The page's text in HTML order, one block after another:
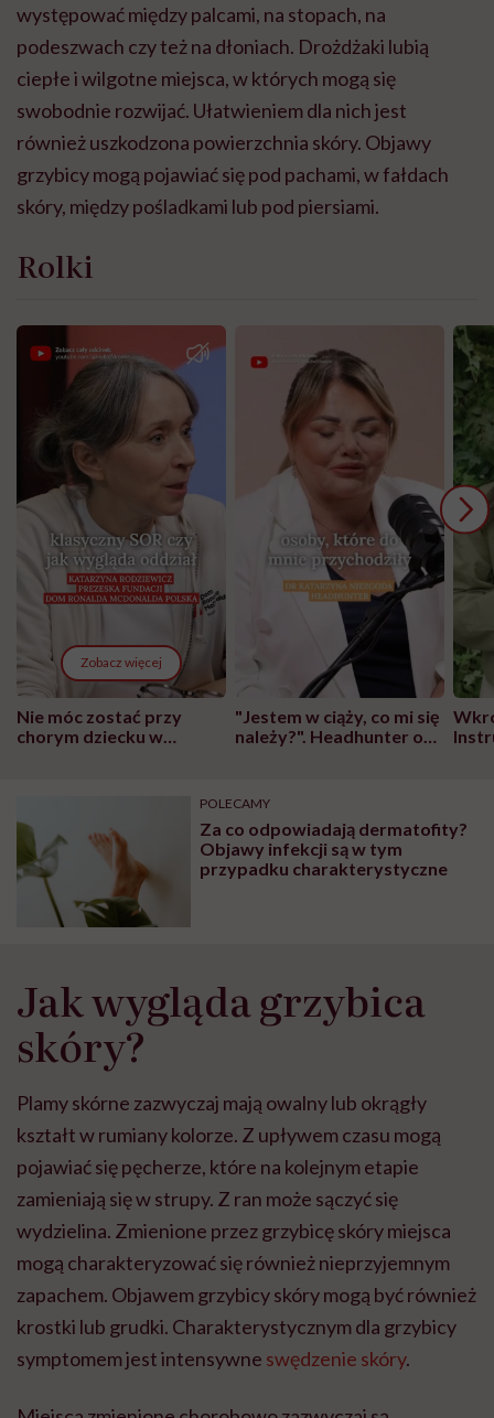
występować między palcami, na stopach, na
podeszwach czy też na dłoniach. Drożdżaki lubią
ciepłe i wilgotne miejsca, w których mogą się
swobodnie rozwijać. Ułatwieniem dla nich jest
również uszkodzona powierzchnia skóry. Objawy
grzybicy mogą pojawiać się pod pachami, w fałdach
skóry, między pośladkami lub pod piersiami.
Rolki
Zobacz więcej
Nie móc zostać przy
chorym dziecku w
wyobraźni"
"Jestem w ciąży, co mi się
należy?". Headhunter o
pracy
POLECAMY
Za co odpowiadają dermatofity?
Objawy infekcji są w tym
przypadku charakterystyczne
Jak wygląda grzybica
skóry?
Plamy skórne zazwyczaj mają owalny lub okrągły
kształt w rumiany kolorze. Z upływem czasu mogą
pojawiać się pęcherze, które na kolejnym etapie
zamieniają się w strupy. Z ran może sączyć się
wydzielina. Zmienione przez grzybicę skóry miejsca
mogą charakteryzować się również nieprzyjemnym
zapachem. Objawem grzybicy skóry mogą być również
krostki lub grudki. Charakterystycznym dla grzybicy
symptomem jest intensywne swędzenie skóry.